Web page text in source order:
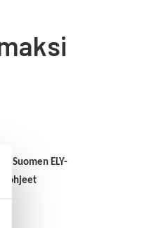
Suomen ELY-
ohjeet